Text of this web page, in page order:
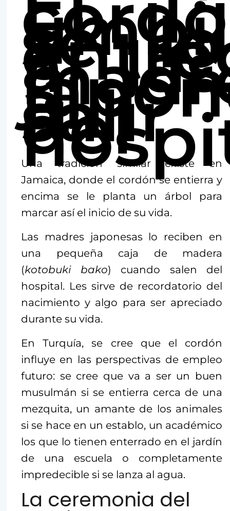
se lo
a las
al
salir
del
Una tradición similar existe en
Jamaica, donde el cordón se entierra y
encima se le planta un árbol para
marcar así el inicio de su vida.
Las madres japonesas lo reciben en
una pequeña caja de madera
(kotobuki bako) cuando salen del
hospital. Les sirve de recordatorio del
nacimiento y algo para ser apreciado
durante su vida.
En Turquía, se cree que el cordón
influye en las perspectivas de empleo
futuro: se cree que va a ser un buen
musulmán si se entierra cerca de una
mezquita, un amante de los animales
si se hace en un establo, un académico
los que lo tienen enterrado en el jardín
de una escuela o completamente
impredecible si se lanza al agua.
La ceremonia del